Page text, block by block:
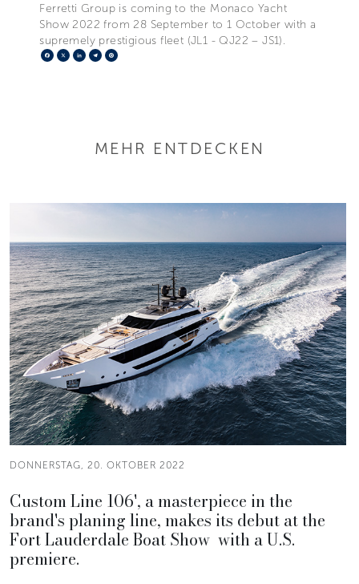
Ferretti Group is coming to the Monaco Yacht
Show 2022 from 28 September to 1 October with a
supremely prestigious fleet (JL1 - QJ22 – JS1).
Facebook
X LinkedIn
Telegram
MEHR ENTDECKEN
DONNERSTAG, 20. OKTOBER 2022
Custom Line 106', a masterpiece in the
brand's planing line, makes its debut at the
Fort Lauderdale Boat Show with a U.S.
premiere.